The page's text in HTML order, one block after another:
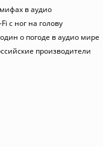
в аудио
Fi с ног на голову
о погоде в аудио мире
производители